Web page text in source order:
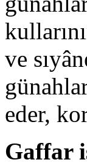
ve
eder,
Gaffar